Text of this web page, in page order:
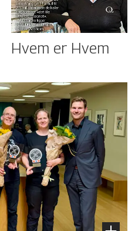
Hvem er Hvem